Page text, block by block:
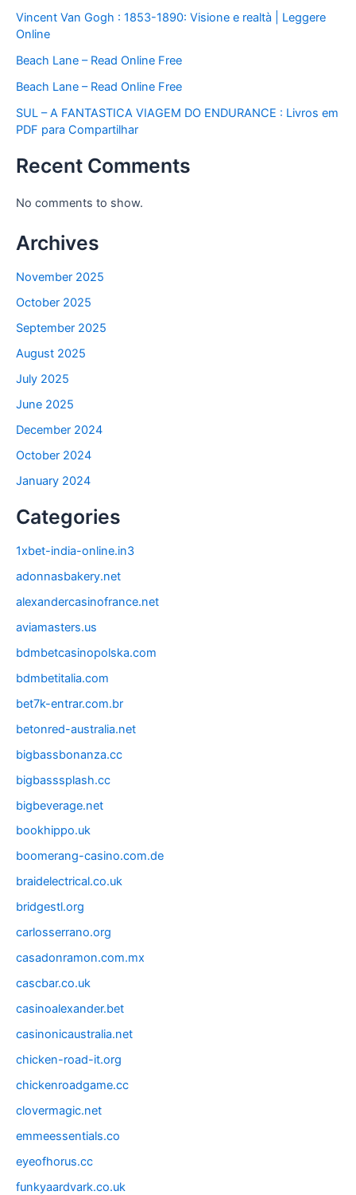
Vincent Van Gogh : 1853-1890: Visione e realtà | Leggere
Online
Beach Lane – Read Online Free
Beach Lane – Read Online Free
SUL – A FANTASTICA VIAGEM DO ENDURANCE : Livros em
PDF para Compartilhar
Recent Comments
No comments to show.
Archives
November 2025
October 2025
September 2025
August 2025
July 2025
June 2025
December 2024
October 2024
January 2024
Categories
1xbet-india-online.in3
adonnasbakery.net
alexandercasinofrance.net
aviamasters.us
bdmbetcasinopolska.com
bdmbetitalia.com
bet7k-entrar.com.br
betonred-australia.net
bigbassbonanza.cc
bigbasssplash.cc
bigbeverage.net
bookhippo.uk
boomerang-casino.com.de
braidelectrical.co.uk
bridgestl.org
carlosserrano.org
casadonramon.com.mx
cascbar.co.uk
casinoalexander.bet
casinonicaustralia.net
chicken-road-it.org
chickenroadgame.cc
clovermagic.net
emmeessentials.co
eyeofhorus.cc
funkyaardvark.co.uk